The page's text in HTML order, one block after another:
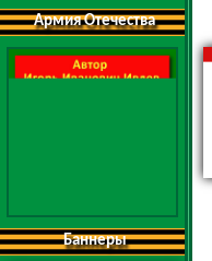
Армия Отечества
Баннеры